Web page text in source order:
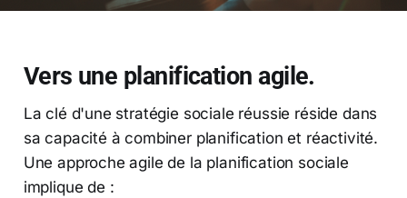
Vers une planification agile.
La clé d'une stratégie sociale réussie réside dans
sa capacité à combiner planification et réactivité.
Une approche agile de la planification sociale
implique de :